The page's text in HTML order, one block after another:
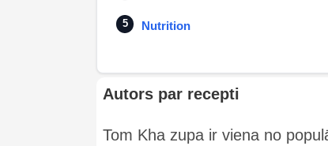
Nutrition
Autors par recepti
Tom Kha zupa ir viena no